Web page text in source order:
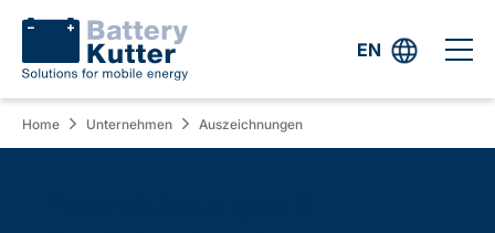
EN
Home Unternehmen Auszeichnungen